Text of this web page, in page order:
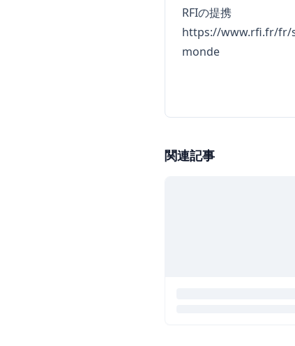
https://www.rfi.fr/fr/
monde
関連記事